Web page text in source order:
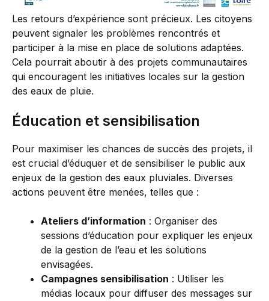
Les retours d’expérience sont précieux. Les citoyens
peuvent signaler les problèmes rencontrés et
participer à la mise en place de solutions adaptées.
Cela pourrait aboutir à des projets communautaires
qui encouragent les initiatives locales sur la gestion
des eaux de pluie.
Éducation et sensibilisation
Pour maximiser les chances de succès des projets, il
est crucial d’éduquer et de sensibiliser le public aux
enjeux de la gestion des eaux pluviales. Diverses
actions peuvent être menées, telles que :
Ateliers d’information : Organiser des
sessions d’éducation pour expliquer les enjeux
de la gestion de l’eau et les solutions
envisagées.
Campagnes sensibilisation : Utiliser les
médias locaux pour diffuser des messages sur